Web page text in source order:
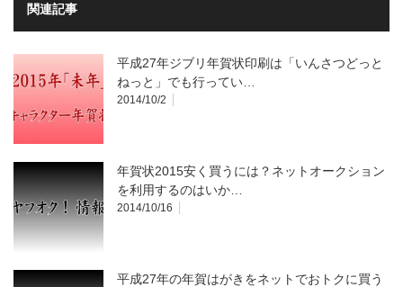
関連記事
平成27年ジブリ年賀状印刷は「いんさつどっと
ねっと」でも行ってい…
2014/10/2
年賀状2015安く買うには？ネットオークション
を利用するのはいか…
2014/10/16
平成27年の年賀はがきをネットでおトクに買う